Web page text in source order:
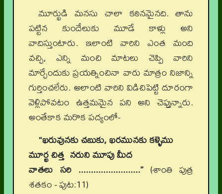
మూర్ఖుడి మనసు చాలా కఠినమైనది. తాను
పట్టిన కుందేలుకు మూడే కాళ్లు అని
వాదిస్తుంటారు. ఇలాంటి వారిని ఎంత మంది
వచ్చి, ఎన్ని మంచి మాటలు చెప్పి వారిని
మార్చేందుకు ప్రయత్నించినా వారు మాత్రం నిజాన్ని
గుర్తించలేరు. అలాంటి వారిని విడిచిపెట్టి దూరంగా
వెళ్లిపోవటం ఉత్తమమైన పని అని చెప్తున్నారు.
అంతేకాక మరొక పద్యంలో-
“ఖరువునకు చబుకు, ఖరమునకు కళ్ళెము
మూర్ఖ చిత్త నరుని మూపు మీద
వాతలు సరి .........................”(శాంతి పుత్ర
శతకం - పుట:11)